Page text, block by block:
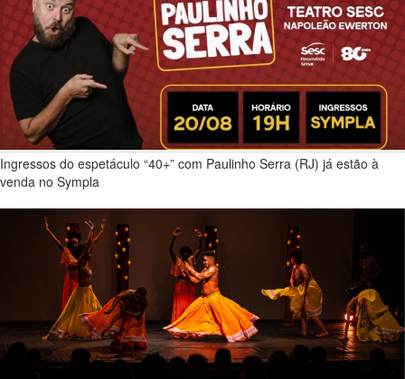
Ingressos do espetáculo “40+” com Paulinho Serra (RJ) já estão à
venda no Sympla